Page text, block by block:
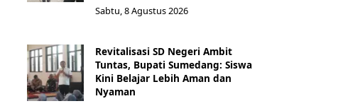
Sabtu, 8 Agustus 2026
Revitalisasi SD Negeri Ambit
Tuntas, Bupati Sumedang: Siswa
Kini Belajar Lebih Aman dan
Nyaman